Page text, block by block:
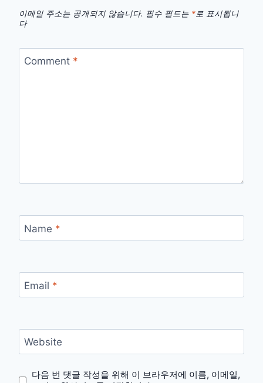
이메일 주소는 공개되지 않습니다. 필수 필드는 *로 표시됩니
다
Comment *
Name *
Email *
Website
다음 번 댓글 작성을 위해 이 브라우저에 이름, 이메일,